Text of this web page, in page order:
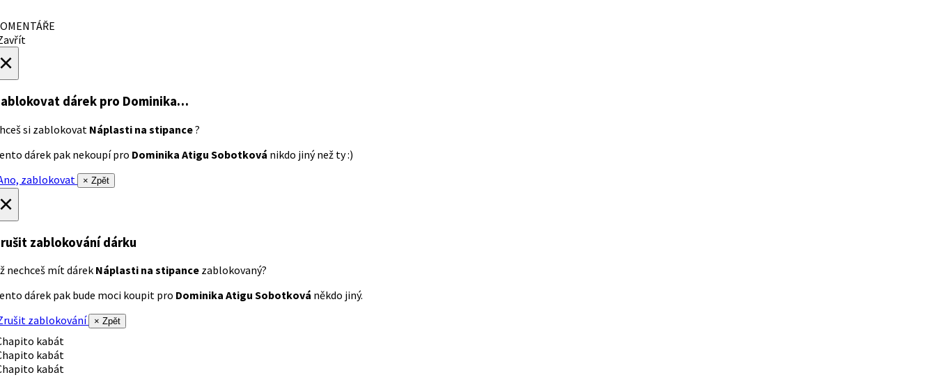
dárek pro Dominika…
si zablokovat Náplasti na stipance?
dárek pak nekoupí pro Dominika Atigu Sobotková nikdo jiný než ty :)
zablokovat
× Zpět
zablokování dárku
nechceš mít dárek Náplasti na stipance zablokovaný?
dárek pak bude moci koupit pro Dominika Atigu Sobotková někdo jiný.
zablokování
× Zpět